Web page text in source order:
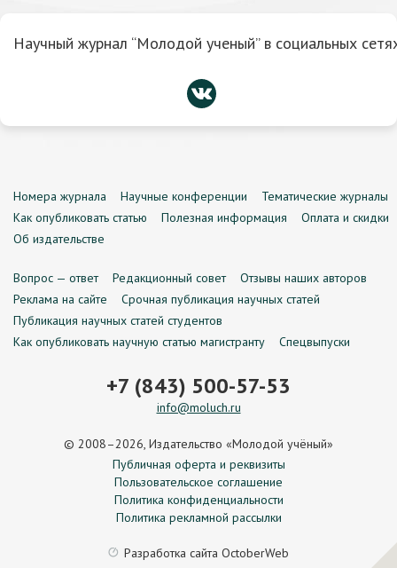
Научный журнал “Молодой ученый” в социальных
Номера журнала Научные конференции
Тематические журналы
Как опубликовать статью
Полезная информация
Оплата и скидки
Об издательстве
Вопрос — ответ Редакционный совет
Отзывы наших авторов
Реклама на сайте
Срочная публикация научных статей
Публикация научных статей студентов
Как опубликовать научную статью магистранту
Спецвыпуски
+7 (843) 500-57-53
info@moluch.ru
© 2008–2026, Издательство «Молодой учёный»
Публичная оферта и реквизиты
Пользовательское соглашение
Политика конфиденциальности
Политика рекламной рассылки
Разработка сайта OctoberWeb